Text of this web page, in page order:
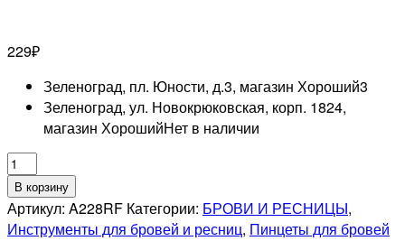
229₽
Зеленоград, пл. Юности, д.3, магазин Хороший3
Зеленоград, ул. Новокрюковская, корп. 1824,
магазин ХорошийНет в наличии
Количество
товара
MERTZ
A228RF
В корзину
Артикул: A228RF Категории: БРОВИ И РЕСНИЦЫ,
Инструменты для бровей и ресниц, Пинцеты для бровей